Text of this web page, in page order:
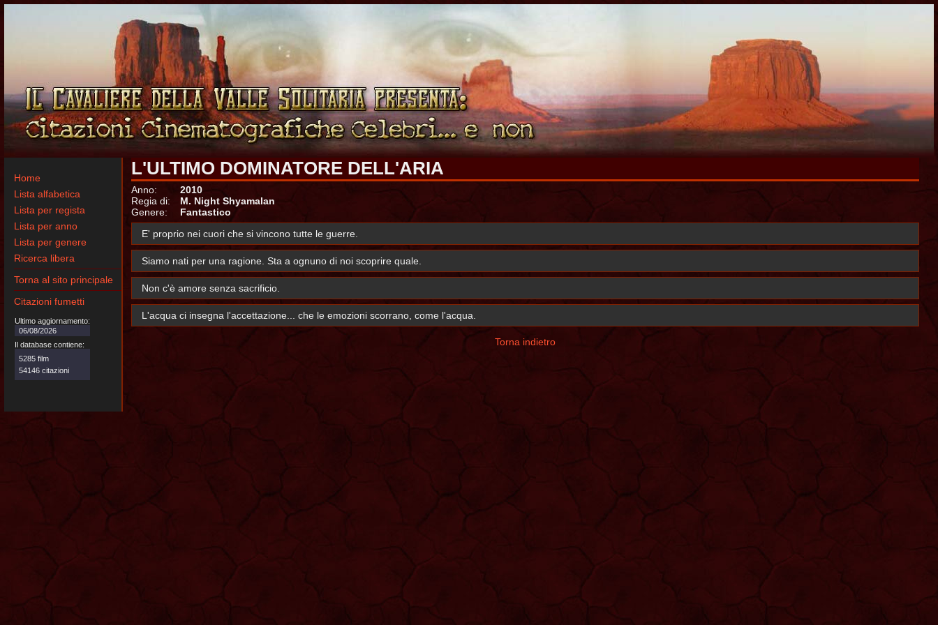
Home
Lista alfabetica
Lista per regista
Lista per anno
Lista per genere
Ricerca libera
Torna al sito principale
Citazioni fumetti
Ultimo aggiornamento:
06/08/2026
Il database contiene:
5285 film
54146 citazioni
L'ULTIMO DOMINATORE DELL'ARIA
Anno:
2010
Regia di:
M. Night Shyamalan
Genere:
Fantastico
E' proprio nei cuori che si vincono tutte le guerre.
Siamo nati per una ragione. Sta a ognuno di noi scoprire quale.
Non c'è amore senza sacrificio.
L'acqua ci insegna l'accettazione... che le emozioni scorrano, come l'acqua.
Torna indietro